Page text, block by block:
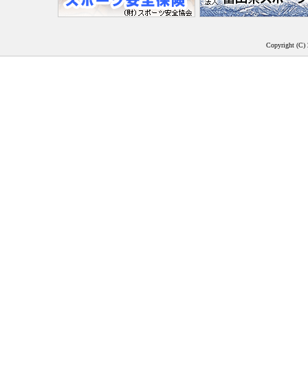
Copyright (C)